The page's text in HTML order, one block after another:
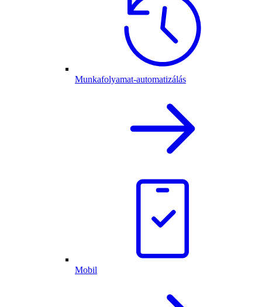
Munkafolyamat-automatizálás
Mobil